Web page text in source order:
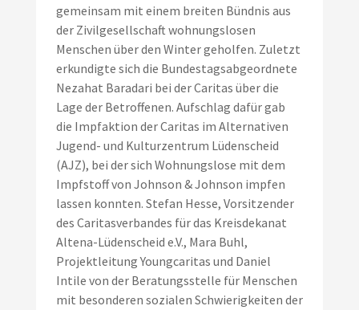
gemeinsam mit einem breiten Bündnis aus
der Zivilgesellschaft wohnungslosen
Menschen über den Winter geholfen. Zuletzt
erkundigte sich die Bundestagsabgeordnete
Nezahat Baradari bei der Caritas über die
Lage der Betroffenen. Aufschlag dafür gab
die Impfaktion der Caritas im Alternativen
Jugend- und Kulturzentrum Lüdenscheid
(AJZ), bei der sich Wohnungslose mit dem
Impfstoff von Johnson & Johnson impfen
lassen konnten. Stefan Hesse, Vorsitzender
des Caritasverbandes für das Kreisdekanat
Altena-Lüdenscheid e.V., Mara Buhl,
Projektleitung Youngcaritas und Daniel
Intile von der Beratungsstelle für Menschen
mit besonderen sozialen Schwierigkeiten der